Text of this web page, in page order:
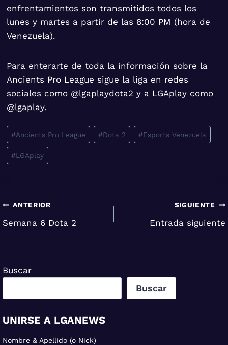
enfrentamientos son transmitidos todos los
lunes y martes a partir de las 8:00 PM (hora de
Venezuela).
Para enterarte de toda la información sobre la
Ancients Pro League sigue la liga en redes
sociales como @lgaplaydota2 y a LGAplay como
@lgaplay.
Etiquetas
de
la
#Ancients Pro League #Dota 2 #Esports Venezuela
#LGAplay
Navegación
de
ANTERIOR
Semana 6 Dota 2
SIGUIENTE
Entrada siguiente
Buscar
Buscar
UNIRSE A LGANEWS
Nombre & Apellido (o Nick)